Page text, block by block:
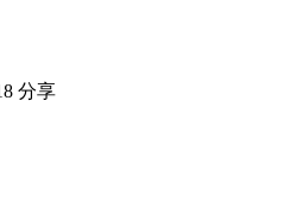
分享